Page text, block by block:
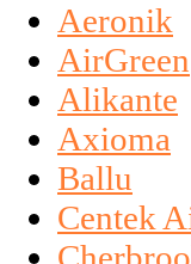
Aeronik
AirGreen
Alikante
Axioma
Ballu
Centek